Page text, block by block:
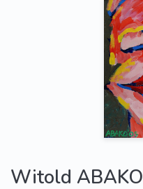
Witold ABAKO